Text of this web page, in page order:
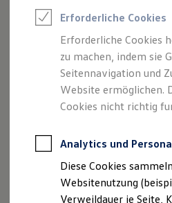
Saisonangebote
Leasing
Leasing-Angebote
Gebrauchtwagen
Junge
Elektroauto
Kleinwagen-
Leasing ohne
Autokredit mit
Versicherungen und
Kfz-Versicherung
Garantien
Die
Erforderliche Cookies
Erforderliche Cookies
zu machen, indem sie
Seitennavigation und
Website ermöglichen.
Cookies nicht richtig
Analytics und
Diese Cookies
Websitenutzung
Verweildauer je Seite,